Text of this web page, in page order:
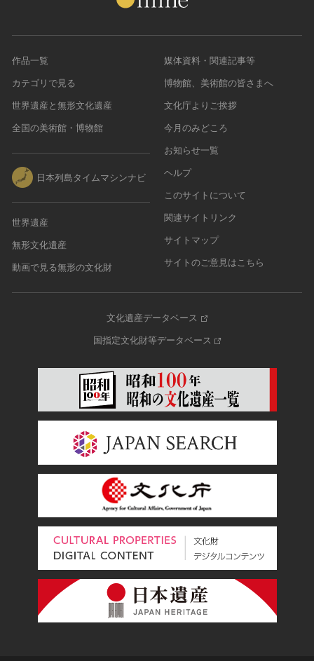
作品一覧
カテゴリで見る
世界遺産と無形文化遺産
全国の美術館・博物館
日本列島タイムマシンナビ
世界遺産
無形文化遺産
動画で見る無形の文化財
媒体資料・関連記事等
博物館、美術館の皆さまへ
文化庁よりご挨拶
今月のみどころ
お知らせ一覧
ヘルプ
このサイトについて
関連サイトリンク
サイトマップ
サイトのご意見はこちら
文化遺産データベース
国指定文化財等データベース